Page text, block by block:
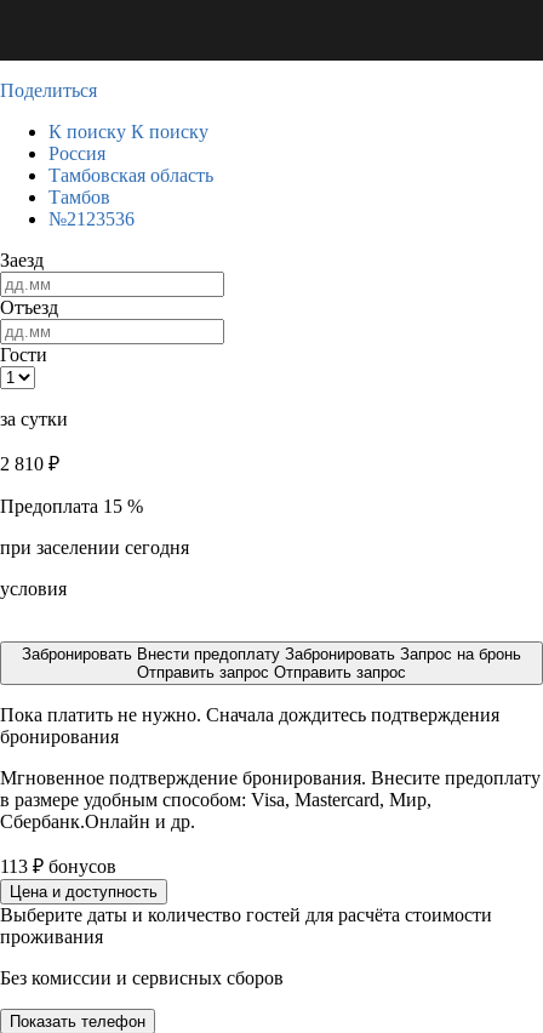
Поделиться
К поиску К поиску
Россия
Тамбовская область
Тамбов
№2123536
Заезд
Отъезд
Гости
за сутки
2 810 ₽
Предоплата 15 %
при заселении сегодня
условия
Забронировать Внести предоплату Забронировать Запрос на бронь
Отправить запрос Отправить запрос
Пока платить не нужно. Сначала дождитесь подтверждения
бронирования
Мгновенное подтверждение бронирования. Внесите предоплату
в размере удобным способом: Visa, Mastercard, Мир,
Сбербанк.Онлайн и др.
113 ₽ бонусов
Цена и доступность
Выберите даты и количество гостей для расчёта стоимости
проживания
Без комиссии и сервисных сборов
Показать телефон